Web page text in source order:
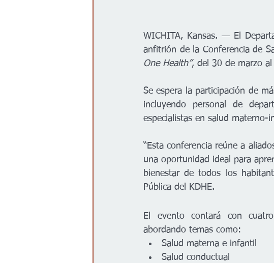
WICHITA, Kansas. — El
anfitrión de la Conferencia de
One Health”, del 30 de marzo al
Se espera la participación de
incluyendo personal de
especialistas en salud materno-
“Esta conferencia reúne a
una oportunidad ideal para
bienestar de todos los
Pública del KDHE.
El evento contará con
abordando temas como:
Salud materna e infantil
Salud conductual